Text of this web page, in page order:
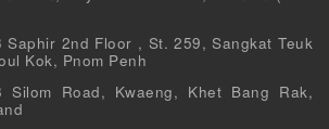
Saphir 2nd Floor , St. 259, Sangkat Teuk
Kok, Pnom Penh
Silom Road, Kwaeng, Khet Bang Rak,